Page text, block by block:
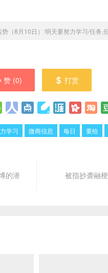
势（8月10日）:明天要努力学习/任务,
赞 (0) 打赏
学习 微商信息 每日 要给
的潜
被指抄袭融